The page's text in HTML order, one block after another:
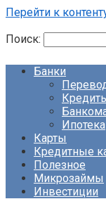
Перейти к
Поиск:
Банки
Ипотека
Карты
Кредитные
Полезное
Микрозаймы
Инвестиции